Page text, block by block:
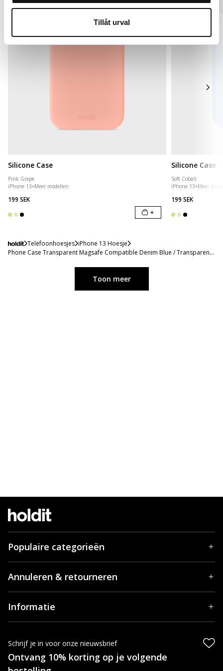
Tillåt urval
Silicone Case
Pink Grape
iPhone 13+Meer modellen
199 SEK
+
Silicone Case
Soft Cobalt
iPhone 13+Meer
199 SEK
Telefoonhoesjes iPhone 13 Hoesje
Phone Case Transparent Magsafe Compatible Denim Blue / Transparent
Toon meer
Populaire categorieën
Annuleren & retourneren
Informatie
Schrijf je in voor onze nieuwsbrief
Ontvang 10% korting op je volgende